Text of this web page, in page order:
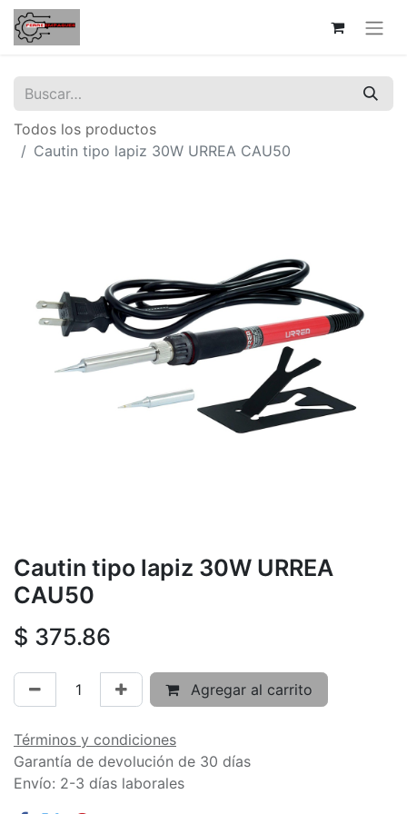
Todos los productos
Cautin tipo lapiz 30W URREA CAU50
Cautin tipo lapiz 30W URREA
CAU50
$ 375.86
Agregar al carrito
Términos y condiciones
Garantía de devolución de 30 días
Envío: 2-3 días laborales